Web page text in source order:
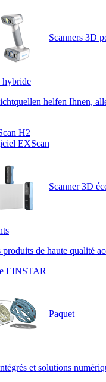
Scanners 3D
hybride
helfen Ihnen,
H2
EXScan
Scanner 3D
produits de haute qualité
EINSTAR
Paquet
et solutions